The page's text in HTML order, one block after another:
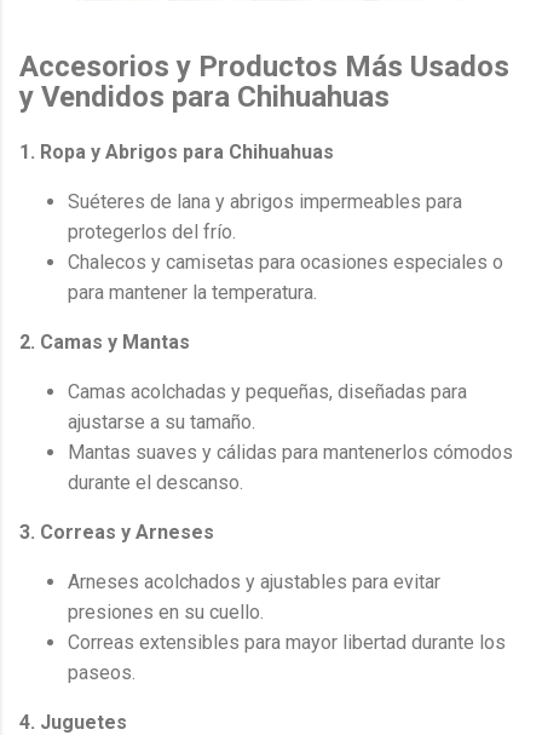
Accesorios y Productos Más Usados
y Vendidos para Chihuahuas
1. Ropa y Abrigos para Chihuahuas
Suéteres de lana y abrigos impermeables para
protegerlos del frío.
Chalecos y camisetas para ocasiones especiales o
para mantener la temperatura.
2. Camas y Mantas
Camas acolchadas y pequeñas, diseñadas para
ajustarse a su tamaño.
Mantas suaves y cálidas para mantenerlos cómodos
durante el descanso.
3. Correas y Arneses
Arneses acolchados y ajustables para evitar
presiones en su cuello.
Correas extensibles para mayor libertad durante los
paseos.
4. Juguetes